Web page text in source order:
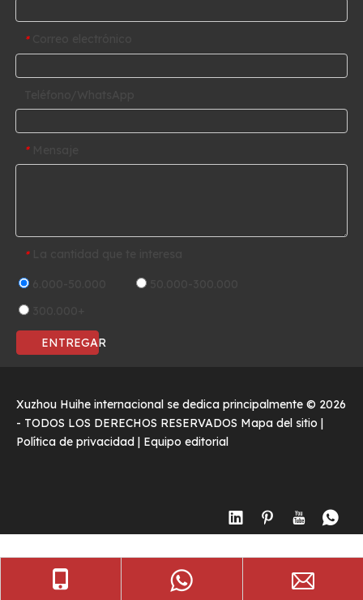
*
*
*
ENTREGAR
Xuzhou Huihe internacional se dedica principalmente © 2026
- TODOS LOS DERECHOS RESERVADOS Mapa del sitio
Política de privacidad
Equipo editorial